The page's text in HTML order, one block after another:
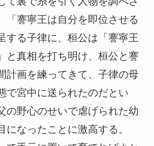
「謇寧王は自分を即位させる
する子律に、桓公は「謇寧王
と真相を打ち明け、桓公と謇
計画を練ってきて、子律の母
で宮中に送られたのだとい
の野心のせいで虐げられた幼
になったことに激高する。